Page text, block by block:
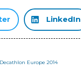
LinkedIn
Decathlon Europe 2014